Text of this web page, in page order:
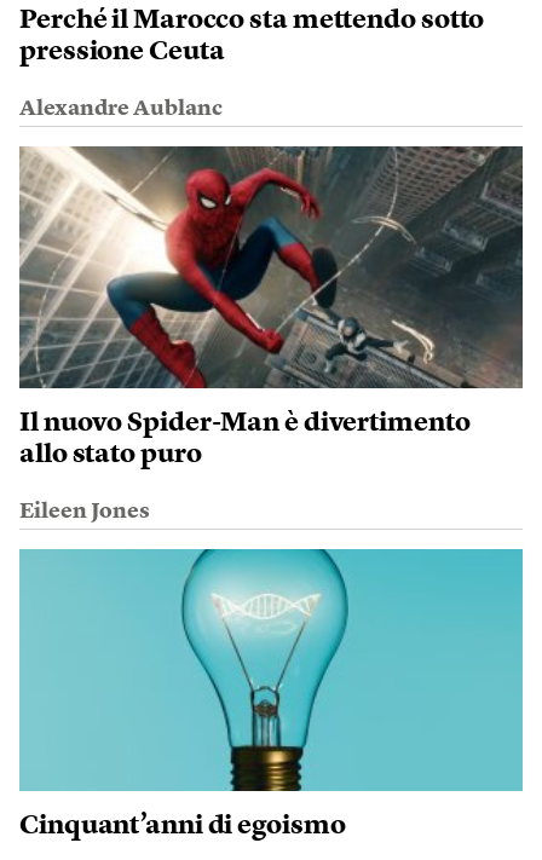
Perché il Marocco sta mettendo sotto
pressione Ceuta
Alexandre Aublanc
Il nuovo Spider-Man è divertimento
allo stato puro
Eileen Jones
Cinquant’anni di egoismo